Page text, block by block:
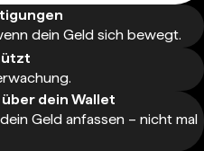
dein Geld sich bewegt.
dein Wallet
Geld anfassen – nicht mal